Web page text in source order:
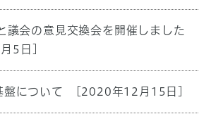
議会の意見交換会を開催しました
5日]
盤について [2020年12月15日]